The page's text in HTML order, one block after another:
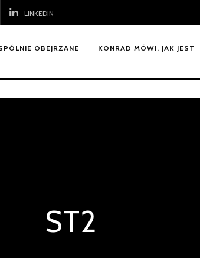
LINKEDIN
OBEJRZANE KONRAD MÓWI, JAK JEST
ST2